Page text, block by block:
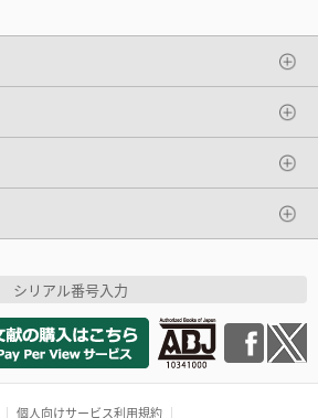
シリアル番号入力
個人向けサービス利用規約